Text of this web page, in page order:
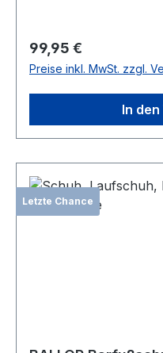
Regulärer Preis:
99,95 €
Preise inkl. MwSt. zzgl.
In
Letzte Chance